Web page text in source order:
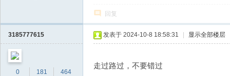
回复
3185777615
0
181
464
发表于 2024-10-8 18:58:31 显示全部楼层
走过路过，不要错过